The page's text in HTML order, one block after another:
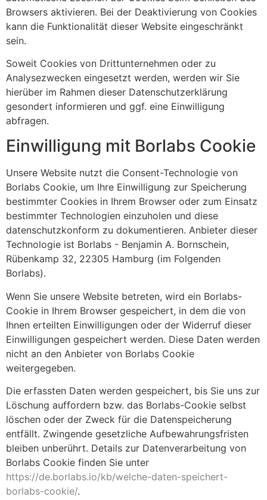
Browsers aktivieren. Bei der Deaktivierung von Cookies
kann die Funktionalität dieser Website eingeschränkt
sein.
Soweit Cookies von Drittunternehmen oder zu
Analysezwecken eingesetzt werden, werden wir Sie
hierüber im Rahmen dieser Datenschutzerklärung
gesondert informieren und ggf. eine Einwilligung
abfragen.
Einwilligung mit Borlabs Cookie
Unsere Website nutzt die Consent-Technologie von
Borlabs Cookie, um Ihre Einwilligung zur Speicherung
bestimmter Cookies in Ihrem Browser oder zum Einsatz
bestimmter Technologien einzuholen und diese
datenschutzkonform zu dokumentieren. Anbieter dieser
Technologie ist Borlabs - Benjamin A. Bornschein,
Rübenkamp 32, 22305 Hamburg (im Folgenden
Borlabs).
Wenn Sie unsere Website betreten, wird ein Borlabs-
Cookie in Ihrem Browser gespeichert, in dem die von
Ihnen erteilten Einwilligungen oder der Widerruf dieser
Einwilligungen gespeichert werden. Diese Daten werden
nicht an den Anbieter von Borlabs Cookie
weitergegeben.
Die erfassten Daten werden gespeichert, bis Sie uns zur
Löschung auffordern bzw. das Borlabs-Cookie selbst
löschen oder der Zweck für die Datenspeicherung
entfällt. Zwingende gesetzliche Aufbewahrungsfristen
bleiben unberührt. Details zur Datenverarbeitung von
Borlabs Cookie finden Sie unter
https://de.borlabs.io/kb/welche-daten-speichert-
borlabs-cookie/.